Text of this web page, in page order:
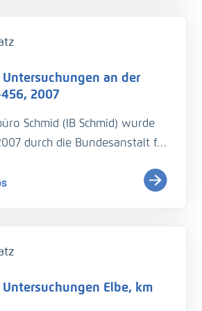
an der
2007
Schmid (IB Schmid) wurde
durch die Bundesanstalt für
Die Messungen sollten
Aufnahme der
und Sohlhöhen in
entlang der Fahrrinnenmitte
Elbe, km